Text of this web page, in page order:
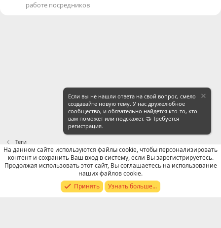
работе посредников
Теги
Russian (RU)
Условия и правила
Политика конфиденциальности
Помощь
R
S
Если вы не нашли ответа на свой вопрос, смело
создавайте новую тему. У нас дружелюбное
сообщество, и обязательно найдется кто-то, кто
вам поможет или подскажет. 🤝 Требуется
регистрация.
На данном сайте используются файлы cookie, чтобы персонализировать
контент и сохранить Ваш вход в систему, если Вы зарегистрируетесь.
Продолжая использовать этот сайт, Вы соглашаетесь на использование
наших файлов cookie.
Принять
Узнать больше...